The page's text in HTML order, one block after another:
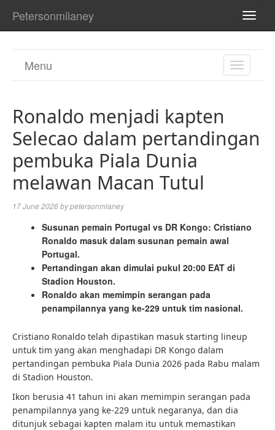
Petersonmilaney
TOGGLE
Menu
Ronaldo menjadi kapten
Selecao dalam pertandingan
pembuka Piala Dunia
melawan Macan Tutul
17 June 2026bypetersonmlaney
Susunan pemain Portugal vs DR Kongo: Cristiano
Ronaldo masuk dalam susunan pemain awal
Portugal.
Pertandingan akan dimulai pukul 20:00 EAT di
Stadion Houston.
Ronaldo akan memimpin serangan pada
penampilannya yang ke-229 untuk tim nasional.
Cristiano Ronaldo telah dipastikan masuk starting lineup
untuk tim yang akan menghadapi DR Kongo dalam
pertandingan pembuka Piala Dunia 2026 pada Rabu malam
di Stadion Houston.
Ikon berusia 41 tahun ini akan memimpin serangan pada
penampilannya yang ke-229 untuk negaranya, dan dia
ditunjuk sebagai kapten malam itu untuk memastikan